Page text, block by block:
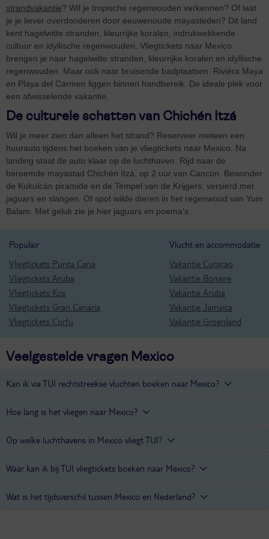
strandvakantie? Wil je tropische regenwouden verkennen? Of laat
je je liever overdonderen door eeuwenoude mayasteden? Dit land
kent hagelwitte stranden, kleurrijke koralen, indrukwekkende
cultuur en idyllische regenwouden. Vliegtickets naar Mexico
brengen je naar hagelwitte stranden, kleurrijke koralen en idyllische
regenwouden. Maar ook naar bruisende badplaatsen. Rivièra Maya
en Playa del Carmen liggen binnen handbereik. De ideale plek voor
een afwisselende vakantie.
De culturele schatten van Chichén Itzá
Wil je meer zien dan alleen het strand? Reserveer meteen een
huurauto tijdens het boeken van je vliegtickets naar Mexico. Na
landing staat de auto klaar op de luchthaven. Rijd naar de
beroemde mayastad Chichén Itzá, op 2 uur van Cancún. Bewonder
de Kukulcán piramide en de Tempel van de Krijgers, versierd met
jaguars en slangen. Of spot wilde dieren in het regenwoud van Yum
Balam. Met geluk zie je hier jaguars en poema's.
Populair
Vliegtickets Punta Cana
Vliegtickets Aruba
Vliegtickets Kos
Vliegtickets Gran Canaria
Vliegtickets Corfu
Vlucht en accommodatie
Vakantie Curaçao
Vakantie Bonaire
Vakantie Aruba
Vakantie Jamaica
Vakantie Groenland
Veelgestelde vragen Mexico
Kan ik via TUI rechtstreekse vluchten boeken naar Mexico?
Via TUI kan je voor de heenweg geen rechtstreekse vluchten
zijn wel rechtstreekse vluchten te boeken.
Hoe lang is het vliegen naar Mexico?
De vliegtijd van Schiphol naar Mexico bij een vlucht met 1
Op welke luchthavens in Mexico vliegt TUI?
TUI vliegt naar de luchthaven van Cancun.
Waar kan ik bij TUI vliegtickets boeken naar Mexico?
Via TUI flykan je vliegtickets kopen naar Mexico.
Wat is het tijdsverschil tussen Mexico en Nederland?